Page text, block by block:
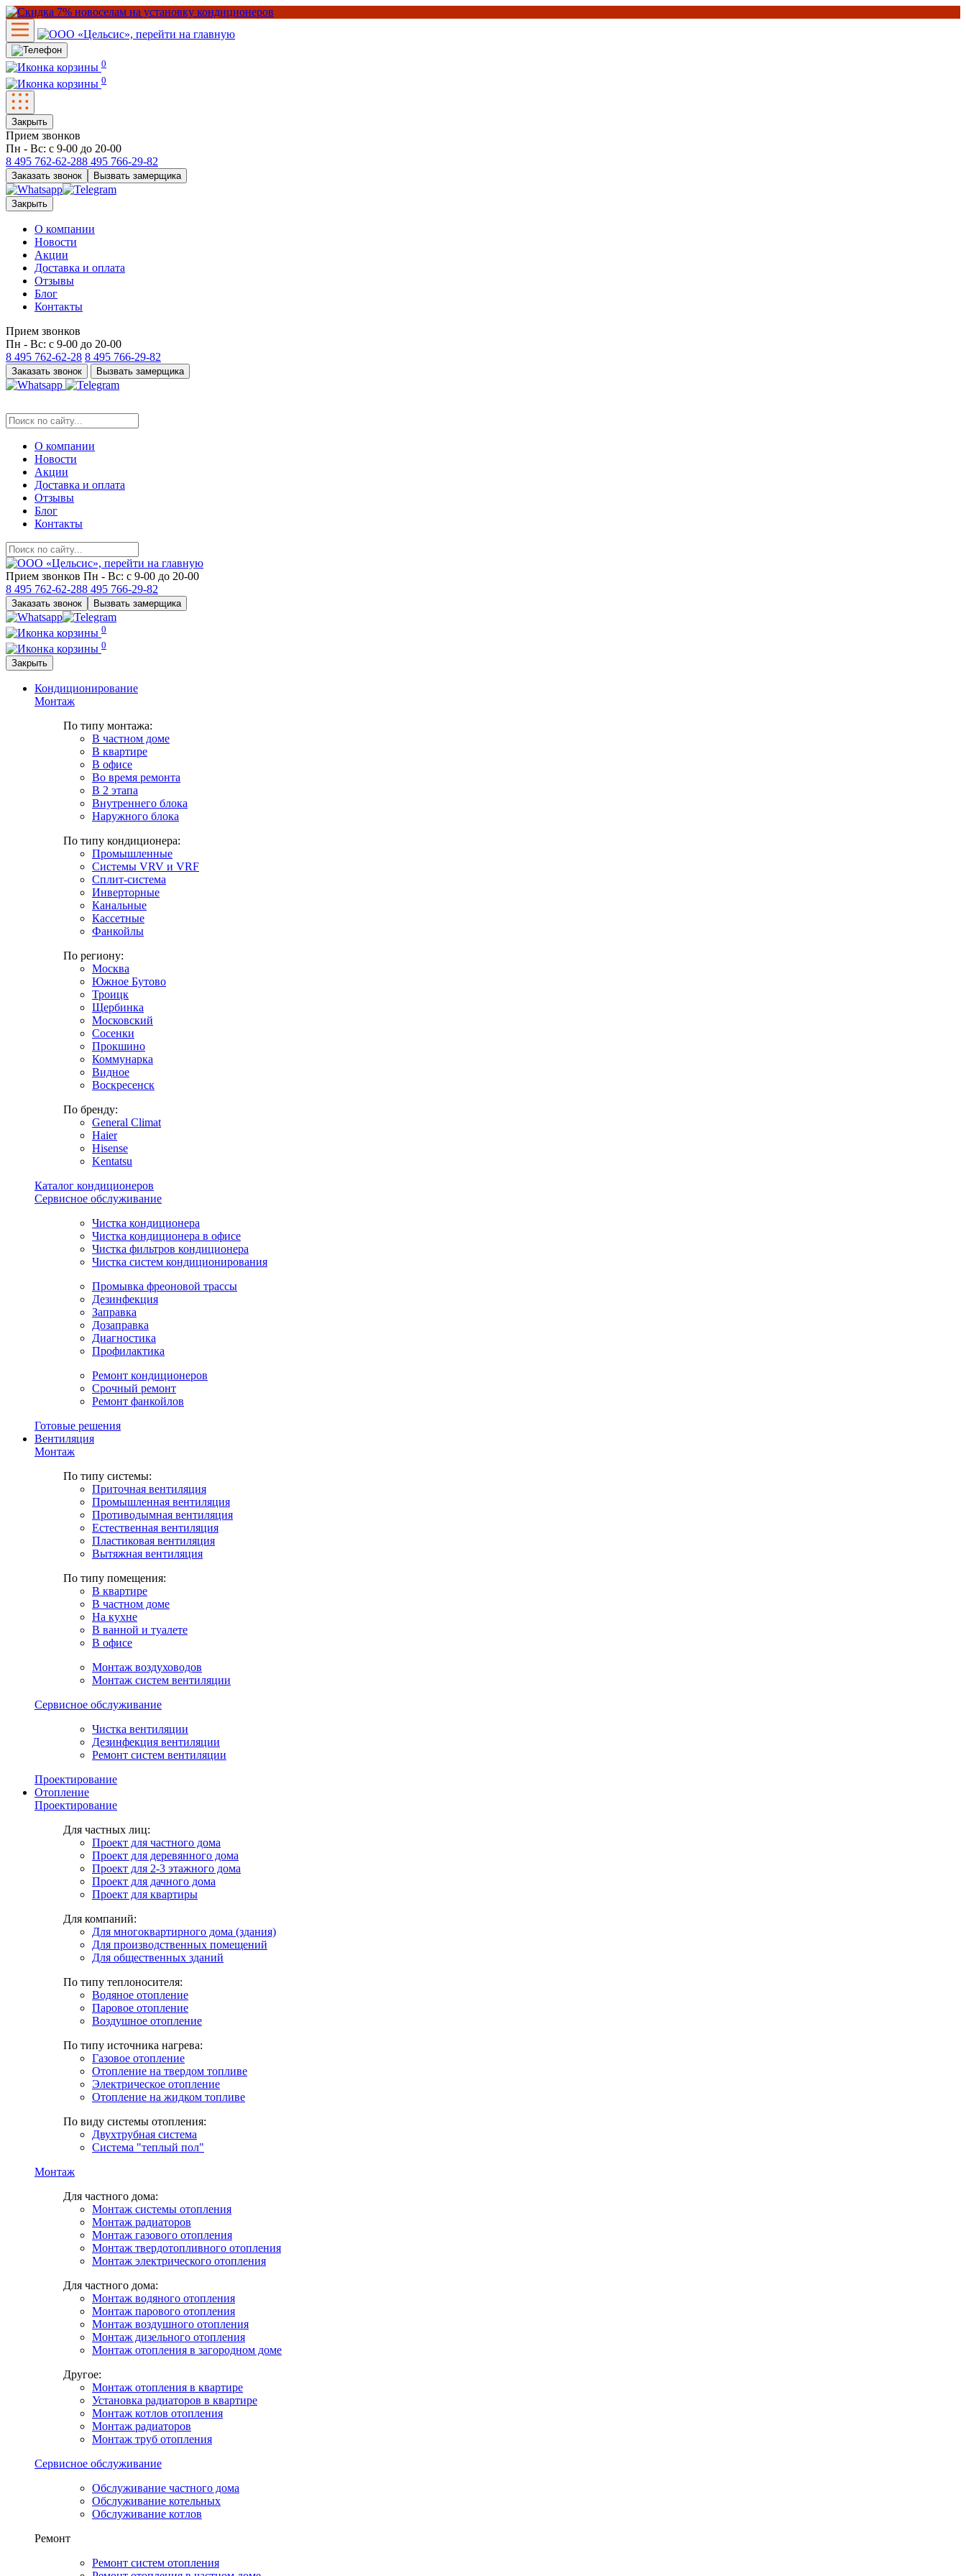
0
0
Закрыть
Прием звонков
Пн - Вс: с 9-00 до 20-00
8 495 762-62-288 495 766-29-82
Заказать звонок Вызвать замерщика
Закрыть
О компании
Новости
Акции
Доставка и оплата
Отзывы
Блог
Контакты
Прием звонков
Пн - Вс: с 9-00 до 20-00
8 495 762-62-28 8 495 766-29-82
Заказать звонок Вызвать замерщика
О компании
Новости
Акции
Доставка и оплата
Отзывы
Блог
Контакты
Прием звонков Пн - Вс: с 9-00 до 20-00
8 495 762-62-288 495 766-29-82
Заказать звонок Вызвать замерщика
0
0
Закрыть
Кондиционирование
Монтаж
По типу монтажа:
В частном доме
В квартире
В офисе
Во время ремонта
В 2 этапа
Внутреннего блока
Наружного блока
По типу кондиционера:
Промышленные
Системы VRV и VRF
Сплит-система
Инверторные
Канальные
Кассетные
Фанкойлы
По региону:
Москва
Южное Бутово
Троицк
Щербинка
Московский
Сосенки
Прокшино
Коммунарка
Видное
Воскресенск
По бренду:
General Climat
Haier
Hisense
Kentatsu
Каталог кондиционеров
Сервисное обслуживание
Чистка кондиционера
Чистка кондиционера в офисе
Чистка фильтров кондиционера
Чистка систем кондиционирования
Промывка фреоновой трассы
Дезинфекция
Заправка
Дозаправка
Диагностика
Профилактика
Ремонт кондиционеров
Срочный ремонт
Ремонт фанкойлов
Готовые решения
Вентиляция
Монтаж
По типу системы:
Приточная вентиляция
Промышленная вентиляция
Противодымная вентиляция
Естественная вентиляция
Пластиковая вентиляция
Вытяжная вентиляция
По типу помещения:
В квартире
В частном доме
На кухне
В ванной и туалете
В офисе
Монтаж воздуховодов
Монтаж систем вентиляции
Сервисное обслуживание
Чистка вентиляции
Дезинфекция вентиляции
Ремонт систем вентиляции
Проектирование
Отопление
Проектирование
Для частных лиц:
Проект для частного дома
Проект для деревянного дома
Проект для 2-3 этажного дома
Проект для дачного дома
Проект для квартиры
Для компаний:
Для многоквартирного дома (здания)
Для производственных помещений
Для общественных зданий
По типу теплоносителя:
Водяное отопление
Паровое отопление
Воздушное отопление
По типу источника нагрева:
Газовое отопление
Отопление на твердом топливе
Электрическое отопление
Отопление на жидком топливе
По виду системы отопления:
Двухтрубная система
Система "теплый пол"
Монтаж
Для частного дома:
Монтаж системы отопления
Монтаж радиаторов
Монтаж газового отопления
Монтаж твердотопливного отопления
Монтаж электрического отопления
Для частного дома:
Монтаж водяного отопления
Монтаж парового отопления
Монтаж воздушного отопления
Монтаж дизельного отопления
Монтаж отопления в загородном доме
Другое:
Монтаж отопления в квартире
Установка радиаторов в квартире
Монтаж котлов отопления
Монтаж радиаторов
Монтаж труб отопления
Сервисное обслуживание
Обслуживание частного дома
Обслуживание котельных
Обслуживание котлов
Ремонт
Ремонт систем отопления